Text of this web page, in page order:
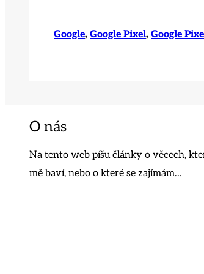
Google, Google Pixel, Google
O nás
Na tento web píšu články o věcech,
mě baví, nebo o které se zajímám…